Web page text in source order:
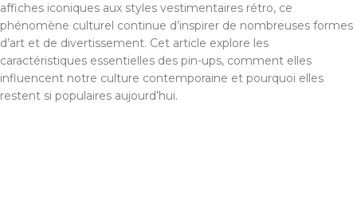
affiches iconiques aux styles vestimentaires rétro, ce
phénomène culturel continue d’inspirer de nombreuses formes
d’art et de divertissement. Cet article explore les
caractéristiques essentielles des pin-ups, comment elles
influencent notre culture contemporaine et pourquoi elles
restent si populaires aujourd’hui.